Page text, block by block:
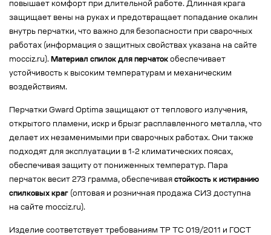
повышает комфорт при длительной работе. Длинная крага
защищает вены на руках и предотвращает попадание окалин
внутрь перчатки, что важно для безопасности при сварочных
работах (информация о защитных свойствах указана на сайте
mocciz.ru). Материал спилок для перчаток обеспечивает
устойчивость к высоким температурам и механическим
воздействиям.
Перчатки Gward Optima защищают от теплового излучения,
открытого пламени, искр и брызг расплавленного металла, что
делает их незаменимыми при сварочных работах. Они также
подходят для эксплуатации в 1-2 климатических поясах,
обеспечивая защиту от пониженных температур. Пара
перчаток весит 273 грамма, обеспечивая стойкость к истиранию
спилковых краг (оптовая и розничная продажа СИЗ доступна
на сайте mocciz.ru).
Изделие соответствует требованиям ТР ТС 019/2011 и ГОСТ